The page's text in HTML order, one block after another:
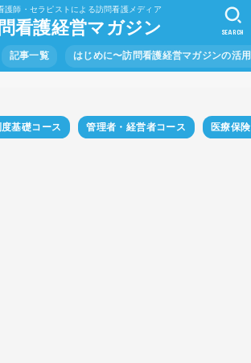
護師・セラピストによる訪問看護メディア
看護経営マガジン
記事一覧 はじめに〜訪問看護経営マガジンの活
SEARCH
度基礎コース 管理者・経営者コース 医療保